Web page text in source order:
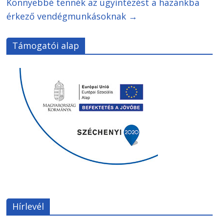
Könnyebbé tennék az ügyintézést a hazánkba
érkező vendégmunkásoknak →
Támogatói alap
Hírlevél